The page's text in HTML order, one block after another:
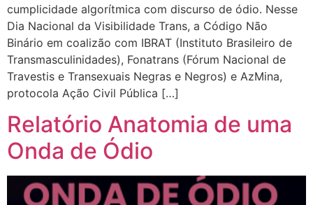
cumplicidade algorítmica com discurso de ódio. Nesse
Dia Nacional da Visibilidade Trans, a Código Não
Binário em coalizão com IBRAT (Instituto Brasileiro de
Transmasculinidades), Fonatrans (Fórum Nacional de
Travestis e Transexuais Negras e Negros) e AzMina,
protocola Ação Civil Pública […]
Relatório Anatomia de uma
Onda de Ódio